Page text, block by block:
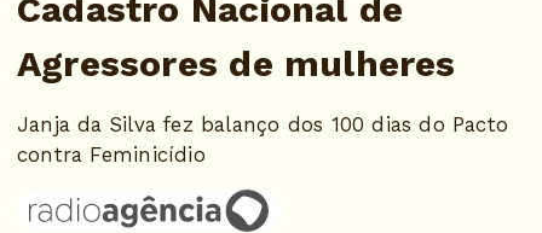
Cadastro Nacional de
Agressores de mulheres
Janja da Silva fez balanço dos 100 dias do Pacto
contra Feminicídio